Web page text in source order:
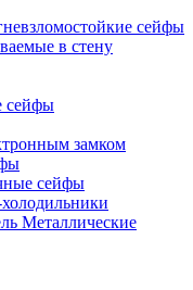
сейфы
в стену
сейфы
замком
сейфы
Металлические